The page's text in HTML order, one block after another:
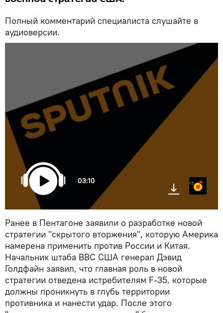
Полный комментарий специалиста слушайте в
аудиоверсии.
03:10 Яндекс.Музыка
Ранее в Пентагоне заявили о разработке новой
стратегии "скрытого вторжения", которую Америка
намерена применить против России и Китая.
Начальник штаба ВВС США генерал Дэвид
Голдфайн заявил, что главная роль в новой
стратегии отведена истребителям F-35, которые
должны проникнуть в глубь территории
противника и нанести удар. После этого